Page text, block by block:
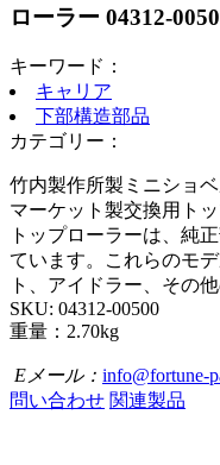
ローラー 04312-
キーワード：
キャリア
下部構造部品
カテゴリー：
竹内製作所製ミニショ
マーケット製交換用ト
トップローラーは、純
ています。これらのモ
ト、アイドラー、その
SKU: 04312-00500
重量：2.70kg
Eメール： info@fortune-
問い合わせ 関連製品